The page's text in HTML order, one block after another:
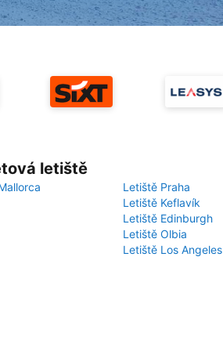
letiště
Letiště Praha
Letiště Keflavík
Letiště Edinburgh
Letiště Olbia
Letiště Los Angeles